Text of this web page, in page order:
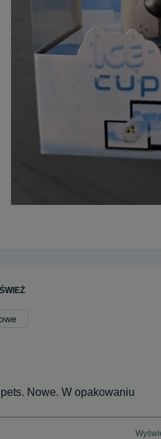
Nowe. W opakowaniu